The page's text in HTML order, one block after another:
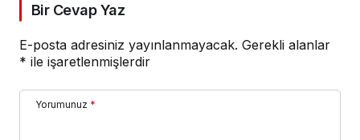
Bir Cevap Yaz
E-posta adresiniz yayınlanmayacak. Gerekli alanlar
* ile işaretlenmişlerdir
Yorumunuz *